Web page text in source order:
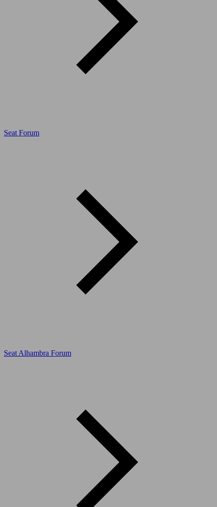
Seat Forum
Seat Alhambra Forum